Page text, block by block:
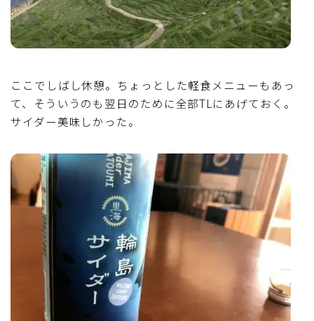
ここでしばし休憩。ちょっとした軽食メニューもあっ
て、そういうのも翌日のために全部TLにあげておく。
サイダー美味しかった。